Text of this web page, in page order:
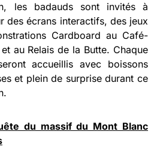
les badauds sont invités à
des écrans interactifs, des jeux
Cardboard au Café-
au Relais de la Butte. Chaque
accueillis avec boissons
et plein de surprise durant ce
du massif du Mont Blanc